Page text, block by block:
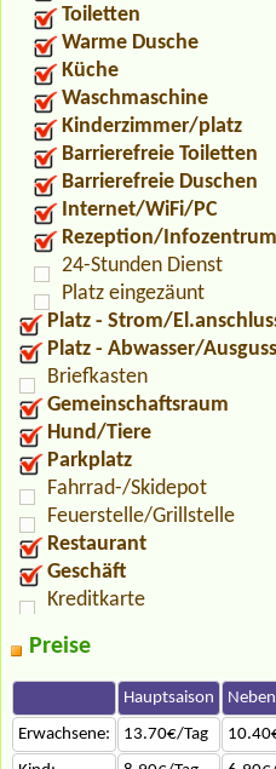
Toiletten
Warme Dusche
Küche
Waschmaschine
Kinderzimmer/platz
Barrierefreie Toiletten
Barrierefreie Duschen
Internet/WiFi/PC
Rezeption/Infozentrum
24-Stunden Dienst
Platz eingezäunt
Platz - Strom/
Platz - Abwasser/Ausguss
Briefkasten
Gemeinschaftsraum
Hund/Tiere
Parkplatz
Fahrrad-/Skidepot
Feuerstelle/Grillstelle
Restaurant
Geschäft
Kreditkarte
Preise
Hauptsaison
Erwachsene:
13.70€/Tag